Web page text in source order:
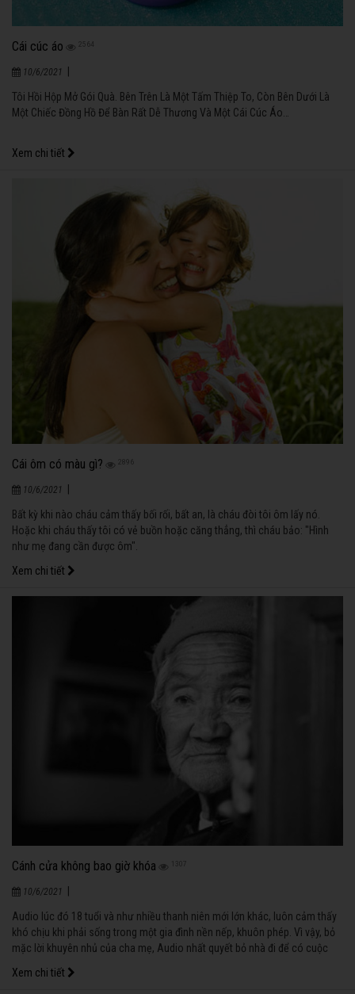
Cái cúc áo 2564
10/6/2021
Tôi Hồi Hộp Mở Gói Quà. Bên Trên Là Một Tấm Thiệp To, Còn Bên Dưới Là
Một Chiếc Đồng Hồ Để Bàn Rất Dễ Thương Và Một Cái Cúc Áo…
Xem chi tiết
Cái ôm có màu gì? 2896
10/6/2021
Bất kỳ khi nào cháu cảm thấy bối rối, bất an, là cháu đòi tôi ôm lấy nó.
Hoặc khi cháu thấy tôi có vẻ buồn hoặc căng thẳng, thì cháu bảo: "Hình
như mẹ đang cần được ôm".
Xem chi tiết
Cánh cửa không bao giờ khóa 1307
10/6/2021
Audio lúc đó 18 tuổi và như nhiều thanh niên mới lớn khác, luôn cảm thấy
khó chịu khi phải sống trong một gia đình nền nếp, khuôn phép. Vì vậy, bỏ
mặc lời khuyên nhủ của cha mẹ, Audio nhất quyết bỏ nhà đi để có cuộc
Xem chi tiết